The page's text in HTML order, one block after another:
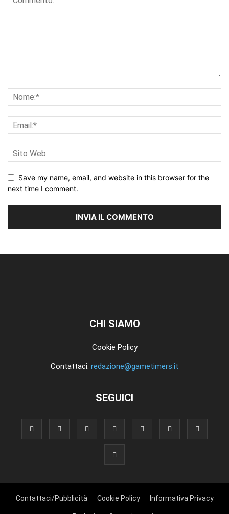
Save my name, email, and website in this browser for the
next time I comment.
CHI SIAMO
Cookie Policy
Contattaci: redazione@gametimers.it
SEGUICI
Contattaci/Pubblicità Cookie Policy Informativa Privacy